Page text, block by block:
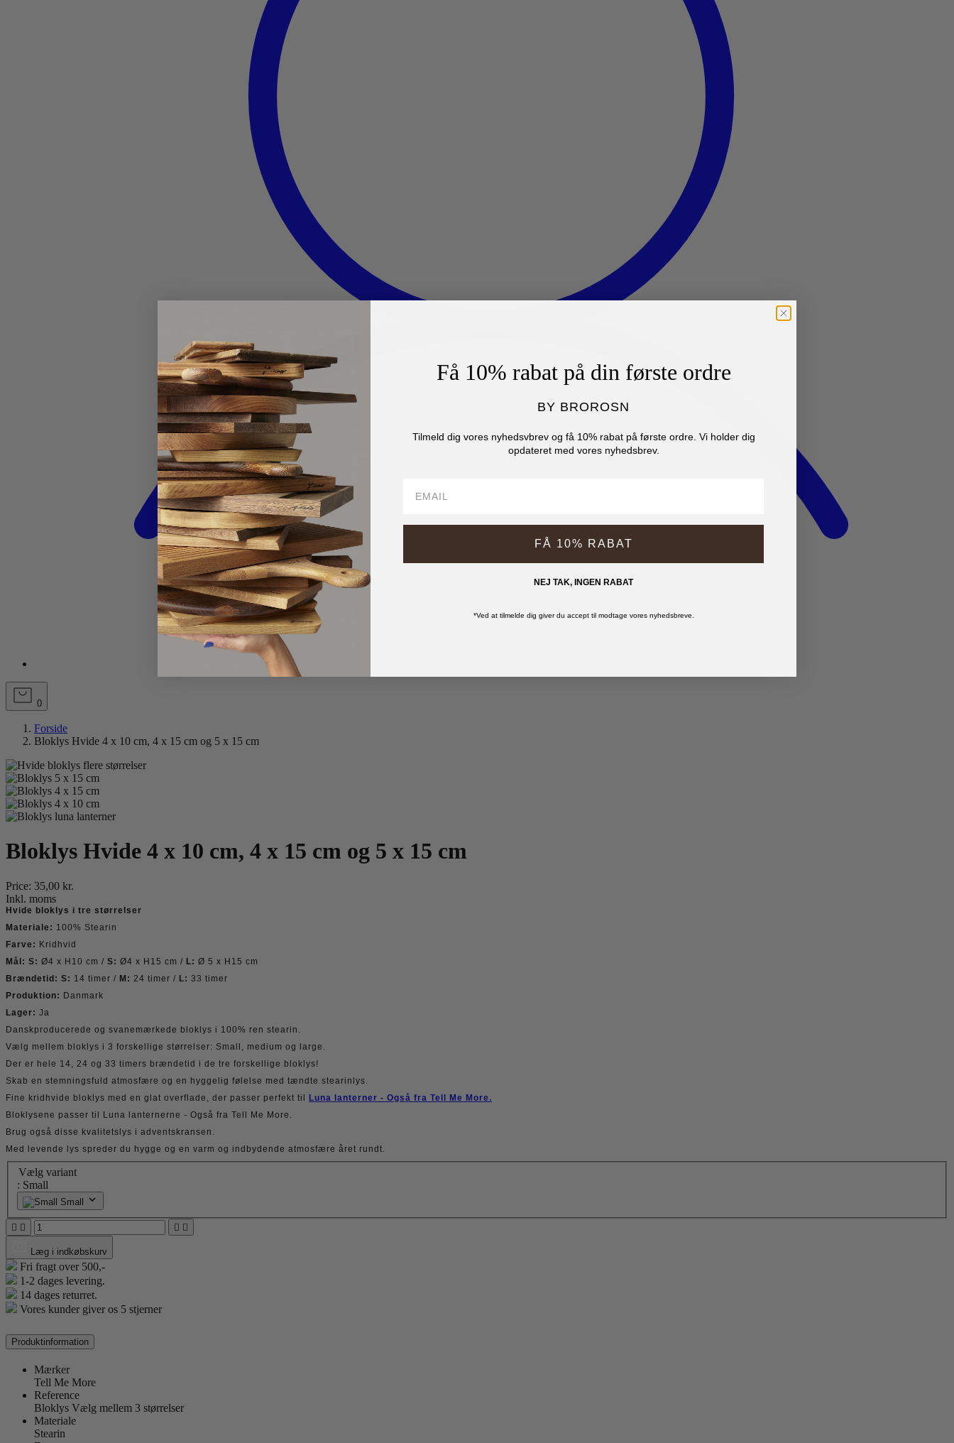
0
Forside
Bloklys Hvide 4 x 10 cm, 4 x 15 cm og 5 x 15 cm
Bloklys Hvide 4 x 10 cm, 4 x 15 cm og 5 x 15 cm
Price: 35,00 kr.
Inkl. moms
Hvide bloklys i tre størrelser
Materiale: 100% Stearin
Farve: Kridhvid
Mål: S: Ø4 x H10 cm / S: Ø4 x H15 cm / L: Ø 5 x H15 cm
Brændetid: S: 14 timer / M: 24 timer / L: 33 timer
Produktion: Danmark
Lager: Ja
Danskproducerede og svanemærkede bloklys i 100% ren stearin.
Vælg mellem bloklys i 3 forskellige størrelser: Small, medium og large.
Der er hele 14, 24 og 33 timers brændetid i de tre forskellige bloklys!
Skab en stemningsfuld atmosfære og en hyggelig følelse med tændte stearinlys.
Fine kridhvide bloklys med en glat overflade, der passer perfekt til Luna lanterner - Også fra Tell Me More.
Bloklysene passer til Luna lanternerne - Også fra Tell Me More.
Brug også disse kvalitetslys i adventskransen.
Med levende lys spreder du hygge og en varm og indbydende atmosfære året rundt.
Vælg variant
: Small
Small
   
Læg i indkøbskurv
Fri fragt over 500,-
1-2 dages levering.
14 dages returret.
Vores kunder giver os 5 stjerner
Produktinformation
Mærker
Tell Me More
Reference
Bloklys Vælg mellem 3 størrelser
Materiale
Stearin
Få 10% rabat på din første ordre
BY BROROSN
Tilmeld dig vores nyhedsvbrev og få 10% rabat på første ordre. Vi holder dig
opdateret med vores nyhedsbrev.
FÅ 10% RABAT
NEJ TAK, INGEN RABAT
*Ved at tilmelde dig giver du accept til modtage vores nyhedsbreve.